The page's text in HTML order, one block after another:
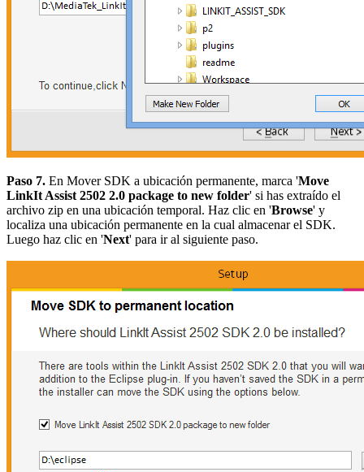
Paso 7. En Mover SDK a ubicación permanente, marca 'Move
LinkIt Assist 2502 2.0 package to new folder' si has extraído el
archivo zip en una ubicación temporal. Haz clic en 'Browse' y
localiza una ubicación permanente en la cual almacenar el SDK.
Luego haz clic en 'Next' para ir al siguiente paso.